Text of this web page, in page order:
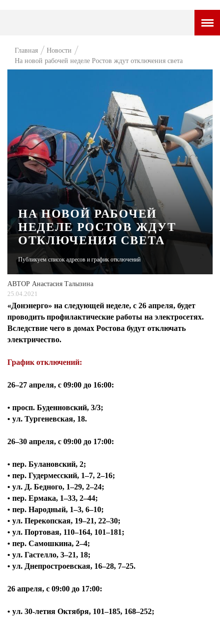
НОВОСТИ
ПРЕМЬЕРА
ТАМ И ТУТ
СТИЛЬ ЖИЗНИ
ХАЙП
ЧЕЛОВЕК ОСОБЕННЫЙ
КУЛЬТ ЕДЫ
АФИША
ЖУРНАЛ
Главная
Новости
На новой рабочей неделе Ростов ждут отключения света
НА НОВОЙ РАБОЧЕЙ
НЕДЕЛЕ РОСТОВ ЖДУТ
ОТКЛЮЧЕНИЯ СВЕТА
Публикуем список адресов и график отключений
АВТОР Анастасия Талызина
25.04.2021
«Донэнерго» на следующей неделе, с 26 апреля, будет
проводить профилактические работы на электросетях.
Вследствие чего в домах Ростова будут отключать
электричество.
График отключений:
26–27 апреля, с 09:00 до 16:00:
• просп. Буденновский, 3/3;
• ул. Тургеневская, 18.
26–30 апреля, с 09:00 до 17:00:
• пер. Булановский, 2;
• пер. Гудермесский, 1–7, 2–16;
• ул. Д. Бедного, 1–29, 2–24;
• пер. Ермака, 1–33, 2–44;
• пер. Народный, 1–3, 6–10;
• ул. Перекопская, 19–21, 22–30;
• ул. Портовая, 110–164, 101–181;
• пер. Самошкина, 2–4;
• ул. Гастелло, 3–21, 18;
• ул. Днепростроевская, 16–28, 7–25.
26 апреля, с 09:00 до 17:00:
• ул. 30-летия Октября, 101–185, 168–252;